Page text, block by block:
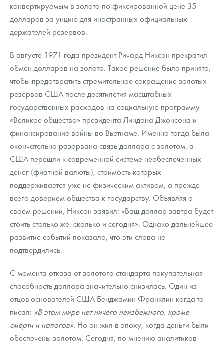
конвертируемым в золото по фиксированной цене 35
долларов за унцию для иностранных официальных
держателей резервов.
В августе 1971 года президент Ричард Никсон прекратил
обмен долларов на золото. Такое решение было принято,
чтобы предотвратить стремительное сокращение золотых
резервов США после десятилетия масштабных
государственных расходов на социальную программу
«Великое общество» президента Линдона Джонсона и
финансирование войны во Вьетнаме. Именно тогда была
окончательно разорвана связь доллара с золотом, а
США перешли к современной системе необеспеченных
денег (фиатной валюты), стоимость которых
поддерживается уже не физическим активом, а прежде
всего доверием общества к государству. Объявляя о
своем решении, Никсон заявил: «Ваш доллар завтра будет
стоить столько же, сколько и сегодня». Однако дальнейшее
развитие событий показало, что эти слова не
подтвердились.
С момента отказа от золотого стандарта покупательная
способность доллара значительно снизилась. Один из
отцов-основателей США Бенджамин Франклин когда-то
писал: «В этом мире нет ничего неизбежного, кроме
смерти и налогов». Но он жил в эпоху, когда деньги были
обеспечены золотом. Сегодня, по мнению аналитиков